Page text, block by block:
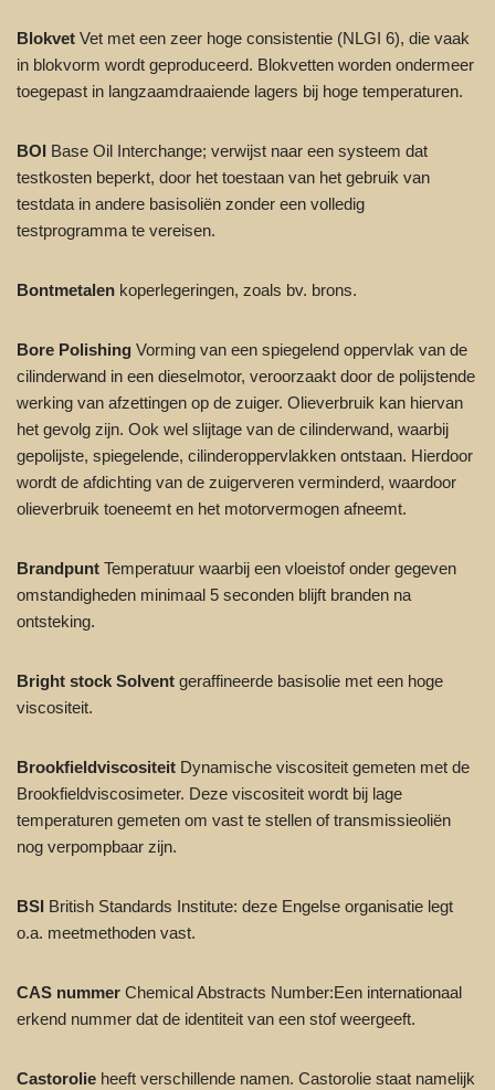
Blokvet Vet met een zeer hoge consistentie (NLGI 6), die vaak
in blokvorm wordt geproduceerd. Blokvetten worden ondermeer
toegepast in langzaamdraaiende lagers bij hoge temperaturen.
BOI Base Oil Interchange; verwijst naar een systeem dat
testkosten beperkt, door het toestaan van het gebruik van
testdata in andere basisoliën zonder een volledig
testprogramma te vereisen.
Bontmetalen koperlegeringen, zoals bv. brons.
Bore Polishing Vorming van een spiegelend oppervlak van de
cilinderwand in een dieselmotor, veroorzaakt door de polijstende
werking van afzettingen op de zuiger. Olieverbruik kan hiervan
het gevolg zijn. Ook wel slijtage van de cilinderwand, waarbij
gepolijste, spiegelende, cilinderoppervlakken ontstaan. Hierdoor
wordt de afdichting van de zuigerveren verminderd, waardoor
olieverbruik toeneemt en het motorvermogen afneemt.
Brandpunt Temperatuur waarbij een vloeistof onder gegeven
omstandigheden minimaal 5 seconden blijft branden na
ontsteking.
Bright stock Solvent geraffineerde basisolie met een hoge
viscositeit.
Brookfieldviscositeit Dynamische viscositeit gemeten met de
Brookfieldviscosimeter. Deze viscositeit wordt bij lage
temperaturen gemeten om vast te stellen of transmissieoliën
nog verpompbaar zijn.
BSI British Standards Institute: deze Engelse organisatie legt
o.a. meetmethoden vast.
CAS nummer Chemical Abstracts Number:Een internationaal
erkend nummer dat de identiteit van een stof weergeeft.
Castorolie heeft verschillende namen. Castorolie staat namelijk